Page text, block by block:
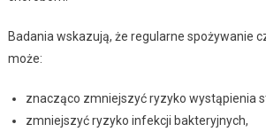
Badania wskazują, że regularne spożywanie
może:
znacząco zmniejszyć ryzyko wystąpienia
zmniejszyć ryzyko infekcji bakteryjnych,